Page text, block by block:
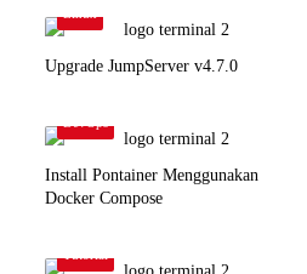
Upgrade JumpServer v4.7.0
Install Pontainer Menggunakan
Docker Compose